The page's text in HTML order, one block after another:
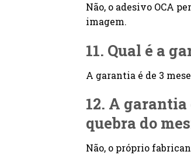
Não, o adesivo OCA
imagem.
11. Qual é a
A garantia é de 3
12. A
quebra do
Não, o próprio